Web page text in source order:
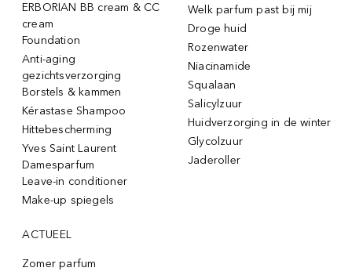
ERBORIAN BB cream & CC
cream
Foundation
Anti-aging
gezichtsverzorging
Borstels & kammen
Kérastase Shampoo
Hittebescherming
Yves Saint Laurent
Damesparfum
Leave-in conditioner
Make-up spiegels
Welk parfum past bij mij
Droge huid
Rozenwater
Niacinamide
Squalaan
Salicylzuur
Huidverzorging in de winter
Glycolzuur
Jaderoller
ACTUEEL
Zomer parfum